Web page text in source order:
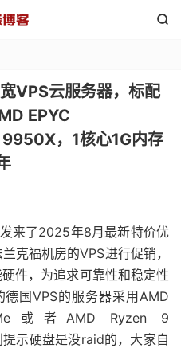

VPS云服务器，标配
EPYC
，1核心1G内存
来了2025年8月最新特价优
克福机房的VPS进行促销，
件，为追求可靠性和稳定性
国VPS的服务器采用AMD
或者AMD Ryzen 9
示硬盘是没raid的，大家自